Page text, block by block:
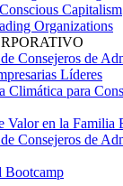
Capitalism
Organizations
Consejeros de
Líderes
Climática para
Valor en la Familia
Consejeros de
Bootcamp